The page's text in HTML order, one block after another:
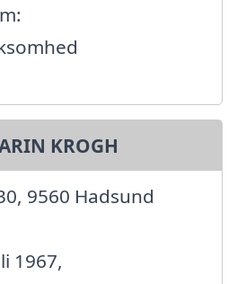
KROGH
9560 Hadsund
1967,